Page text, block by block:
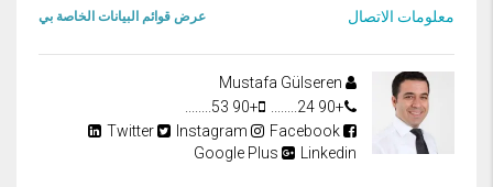
معلومات الاتصال عرض قوائم البيانات الخاصة بي
+90 24........
+90 53........
Facebook
Instagram
Twitter
Linkedin
Google Plus